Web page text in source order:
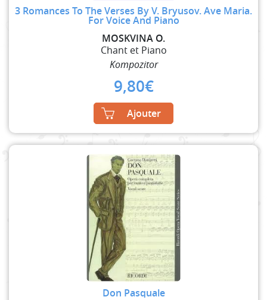
3 Romances To The Verses By V. Bryusov. Ave Maria.
For Voice And Piano
MOSKVINA O.
Chant et Piano
Kompozitor
9,80€
Ajouter
Don Pasquale